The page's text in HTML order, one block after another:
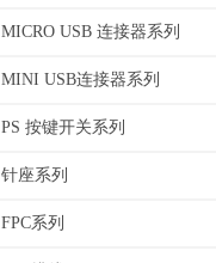
MICRO USB 连接器系列
MINI USB连接器系列
PS 按键开关系列
针座系列
FPC系列